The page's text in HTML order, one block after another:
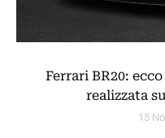
Ferrari BR20:
realizzata
15